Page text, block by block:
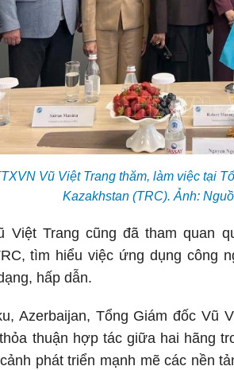
Vũ Việt Trang thăm, làm việc tại
Kazakhstan (TRC). Ảnh:
Việt Trang cũng đã tham quan
tìm hiểu việc ứng dụng công
hấp dẫn.
Azerbaijan, Tổng Giám đốc Vũ
thuận hợp tác giữa hai hãng
phát triển mạnh mẽ các nền